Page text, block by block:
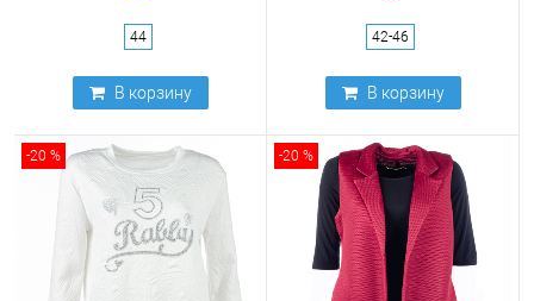
44
В корзину
42-46
В корзину
-20 % -20 %